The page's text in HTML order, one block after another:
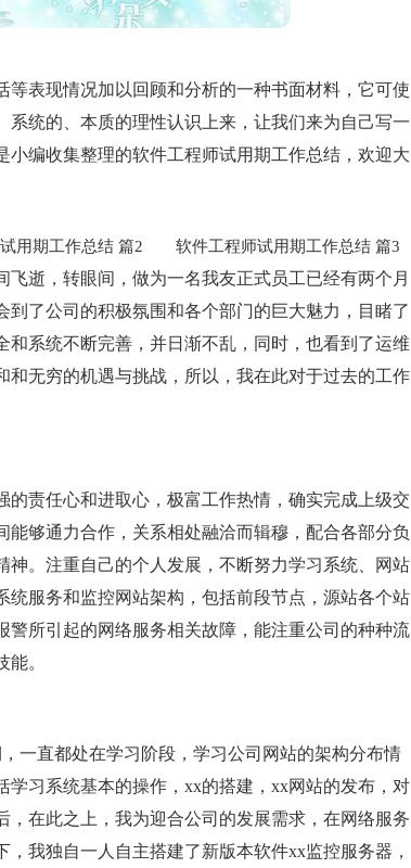
表现情况加以回顾和分析的一种书面材料，它可使
统的、本质的理性认识上来，让我们来为自己写一
编收集整理的软件工程师试用期工作总结，欢迎大
逝，转眼间，做为一名我友正式员工已经有两个月
了公司的积极氛围和各个部门的巨大魅力，目睹了
系统不断完善，并日渐不乱，同时，也看到了运维
无穷的机遇与挑战，所以，我在此对于过去的工作
责任心和进取心，极富工作热情，确实完成上级交
够通力合作，关系相处融洽而辑穆，配合各部分负
。注重自己的个人发展，不断努力学习系统、网站
服务和监控网站架构，包括前段节点，源站各个站
所引起的网络服务相关故障，能注重公司的种种流
。
一直都处在学习阶段，学习公司网站的架构分布情
习系统基本的操作，xx的搭建，xx网站的发布，对
在此之上，我为迎合公司的发展需求，在网络服务
我独自一人自主搭建了新版本软件xx监控服务器，
期工作总结 篇2 软件工程师试用期工作总结 篇3